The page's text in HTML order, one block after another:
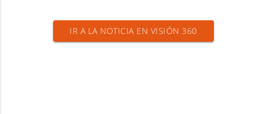
IR A LA NOTICIA EN VISIÓN 360